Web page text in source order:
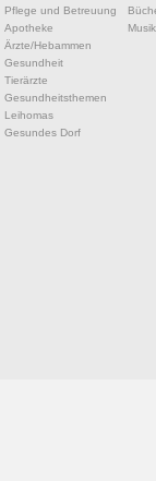
Pflege und Betreuung
Apotheke
Ärzte/Hebammen
Gesundheit
Tierärzte
Gesundheitsthemen
Leihomas
Gesundes Dorf